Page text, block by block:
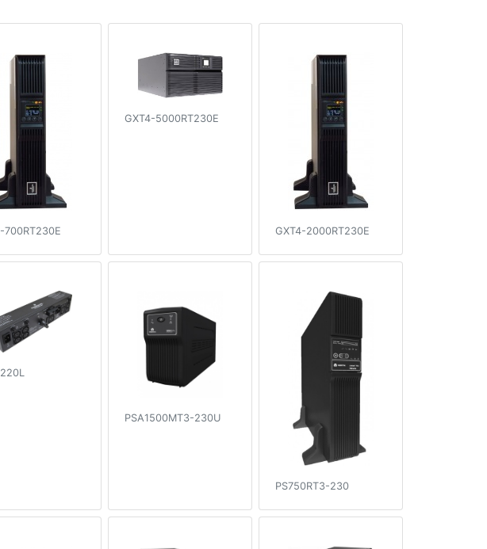
700RT230E
GXT4-5000RT230E
GXT4-2000RT230E
PSA1500MT3-230U
PS750RT3-230